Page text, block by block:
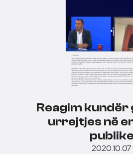
Reagim kundër
urrejtjes në
publike
2020.10.07